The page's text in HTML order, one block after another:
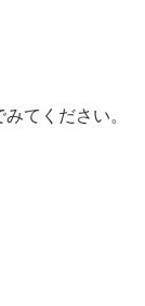
てください。